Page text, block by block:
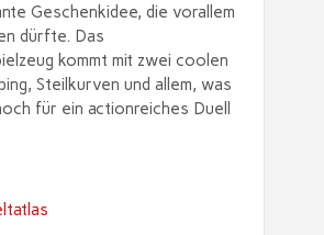
Geschenkidee, die vorallem
dürfte. Das
kommt mit zwei coolen
Steilkurven und allem, was
für ein actionreiches Duell